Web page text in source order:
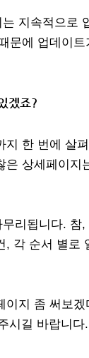
지속적으로
문에 업데이
겠죠?
한 번에 살
상세페이
리됩니다.
각 순서 별로
지 좀 써보
시길 바랍니